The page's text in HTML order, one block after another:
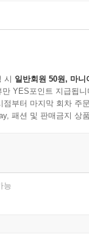
시 일반회원 50원, 마니
YES포인트 지급됩니
부터 마지막 회차 주
패션 및 판매금지 상
능